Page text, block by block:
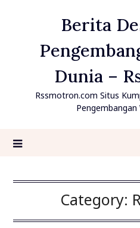
Berita
Dunia –
Rssmotron.com Situs
Pengembangan
Category: